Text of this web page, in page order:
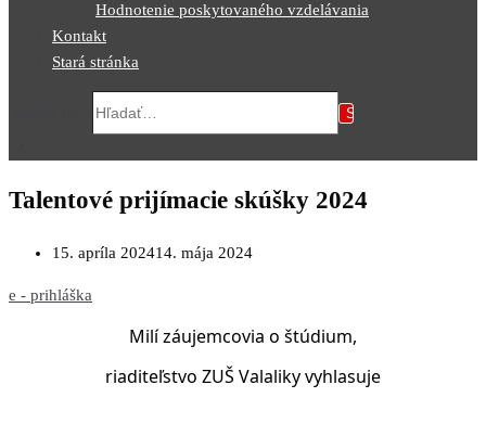
Hodnotenie poskytovaného vzdelávania
Kontakt
Stará stránka
Talentové prijímacie skúšky 2024
15. apríla 202414. mája 2024
e - prihláška
Milí záujemcovia o štúdium,
riaditeľstvo ZUŠ Valaliky vyhlasuje